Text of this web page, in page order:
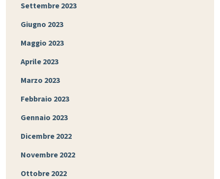
Settembre 2023
Giugno 2023
Maggio 2023
Aprile 2023
Marzo 2023
Febbraio 2023
Gennaio 2023
Dicembre 2022
Novembre 2022
Ottobre 2022